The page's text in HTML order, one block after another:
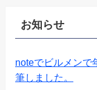
お知らせ
noteでビルメンで
筆しました。